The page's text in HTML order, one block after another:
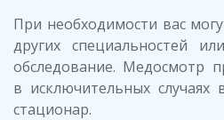
При необходимости вас
других специальностей
обследование. Медосмотр
в исключительных случаях
стационар.